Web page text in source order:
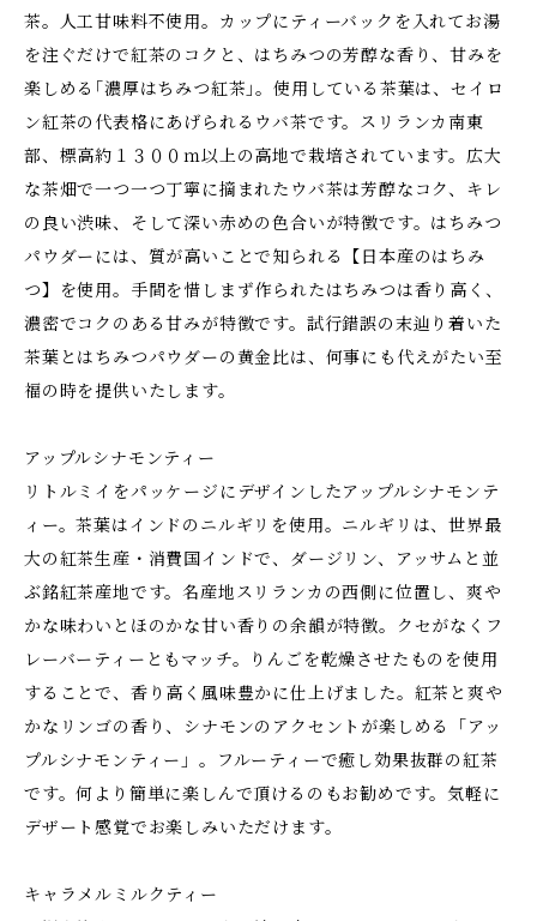
茶。⼈⼯⽢味料不使⽤。カップにティーバックを⼊れてお湯
を注ぐだけで紅茶のコクと、はちみつの芳醇な⾹り、⽢みを
楽しめる｢濃厚はちみつ紅茶｣。使⽤している茶葉は、セイロ
ン紅茶の代表格にあげられるウバ茶です。スリランカ南東
部、標⾼約１３００ｍ以上の⾼地で栽培されています。広⼤
な茶畑で⼀つ⼀つ丁寧に摘まれたウバ茶は芳醇なコク、キレ
の良い渋味、そして深い⾚めの⾊合いが特徴です。はちみつ
パウダーには、質が⾼いことで知られる【⽇本産のはちみ
つ】を使⽤。⼿間を惜しまず作られたはちみつは⾹り⾼く、
濃密でコクのある⽢みが特徴です。試⾏錯誤の末辿り着いた
茶葉とはちみつパウダーの⻩⾦⽐は、何事にも代えがたい⾄
福の時を提供いたします。
アップルシナモンティー
リトルミイをパッケージにデザインしたアップルシナモンテ
ィー。茶葉はインドのニルギリを使⽤。ニルギリは、世界最
⼤の紅茶⽣産・消費国インドで、ダージリン、アッサムと並
ぶ銘紅茶産地です。名産地スリランカの⻄側に位置し、爽や
かな味わいとほのかな⽢い⾹りの余韻が特徴。クセがなくフ
レーバーティーともマッチ。りんごを乾燥させたものを使⽤
することで、⾹り⾼く⾵味豊かに仕上げました。紅茶と爽や
かなリンゴの⾹り、シナモンのアクセントが楽しめる「アッ
プルシナモンティー」。フルーティーで癒し効果抜群の紅茶
です。何より簡単に楽しんで頂けるのもお勧めです。気軽に
デザート感覚でお楽しみいただけます。
キャラメルミルクティー